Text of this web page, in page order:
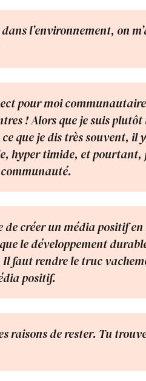
l’environnement, on
pour moi
! Alors que je suis
que je dis très souvent, il
hyper timide, et pourtant,
de créer un média positif
le développement
faut rendre le truc
positif.
raisons de rester. Tu